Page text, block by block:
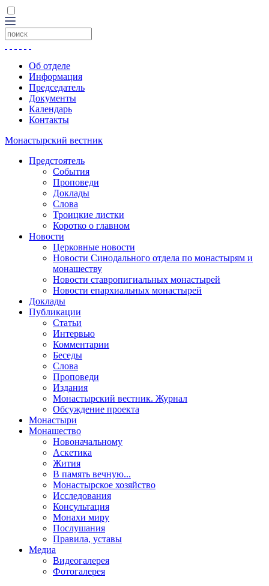
Об отделе
Информация
Председатель
Документы
Календарь
Контакты
Монастырский вестник
Предстоятель
События
Проповеди
Доклады
Слова
Троицкие листки
Коротко о главном
Новости
Церковные новости
Новости Синодального отдела по монастырям и
монашеству
Новости ставропигиальных монастырей
Новости епархиальных монастырей
Доклады
Публикации
Статьи
Интервью
Комментарии
Беседы
Слова
Проповеди
Издания
Монастырский вестник. Журнал
Обсуждение проекта
Монастыри
Монашество
Новоначальному
Аскетика
Жития
В память вечную...
Монастырское хозяйство
Исследования
Консультация
Монахи миру
Послушания
Правила, уставы
Медиа
Видеогалерея
Фотогалерея